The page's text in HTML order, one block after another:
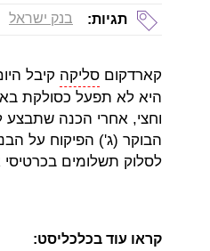
תגיות: בנק ישראל
קארדקום סליקה קיבל
היא לא תפעל כסולקת
וחצי, אחרי הכנה שתבצע
הבוקר (ג') הפיקוח על
לסלוק תשלומים
קראו עוד בכלכליסט: